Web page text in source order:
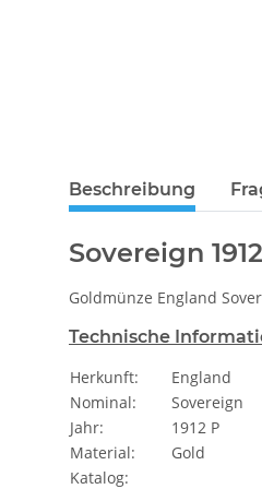
weitere Registerkarten
Beschreibung
Sovereign
Goldmünze England
Technische
Herkunft:
England
Nominal:
Sovereign
Jahr:
1912 P
Material:
Gold
Katalog: